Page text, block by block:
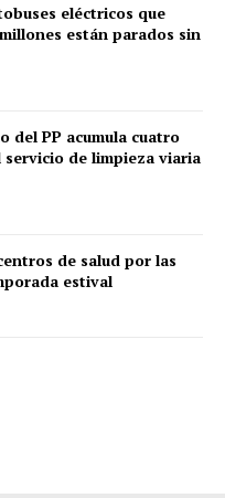
eléctricos que
están parados sin
del PP acumula cuatro
de limpieza viaria
de salud por las
estival